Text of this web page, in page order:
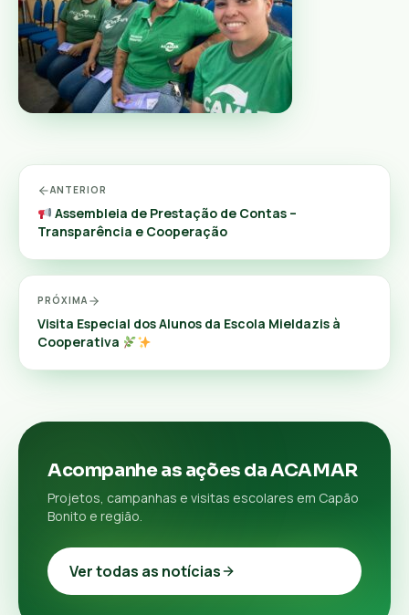
ANTERIOR
Assembleia de Prestação de Contas –
Transparência e Cooperação
PRÓXIMA
Visita Especial dos Alunos da Escola Mieldazis à
Cooperativa
Acompanhe as ações da ACAMAR
Projetos, campanhas e visitas escolares em Capão
Bonito e região.
Ver todas as notícias